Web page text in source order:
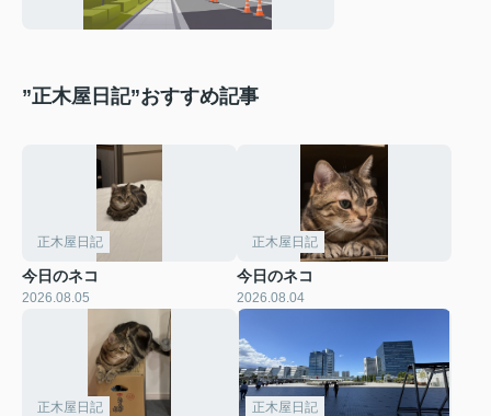
”正木屋日記”おすすめ記事
正木屋日記
今日のネコ
2026.08.05
正木屋日記
今日のネコ
2026.08.04
正木屋日記 正木屋日記